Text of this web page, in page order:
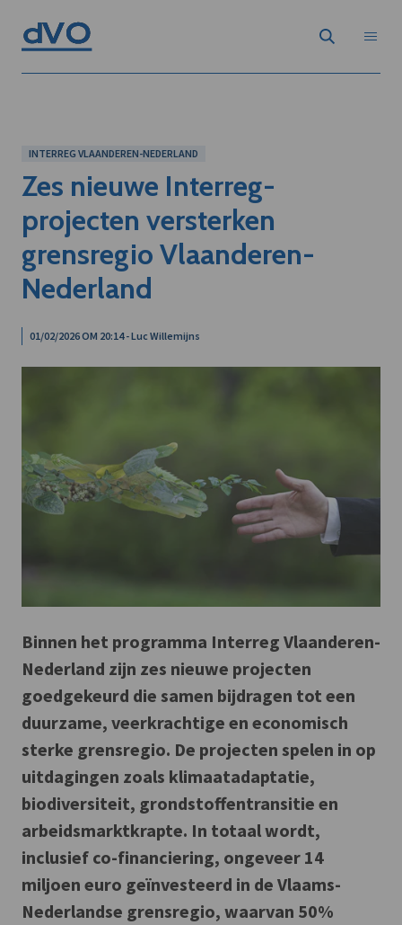
INTERREG VLAANDEREN-NEDERLAND
Zes nieuwe Interreg-
projecten versterken
grensregio Vlaanderen-
Nederland
01/02/2026 OM 20:14 - Luc Willemijns
Binnen het programma Interreg Vlaanderen-
Nederland zijn zes nieuwe projecten
goedgekeurd die samen bijdragen tot een
duurzame, veerkrachtige en economisch
sterke grensregio. De projecten spelen in op
uitdagingen zoals klimaatadaptatie,
biodiversiteit, grondstoffentransitie en
arbeidsmarktkrapte. In totaal wordt,
inclusief co-financiering, ongeveer 14
miljoen euro geïnvesteerd in de Vlaams-
Nederlandse grensregio, waarvan 50%